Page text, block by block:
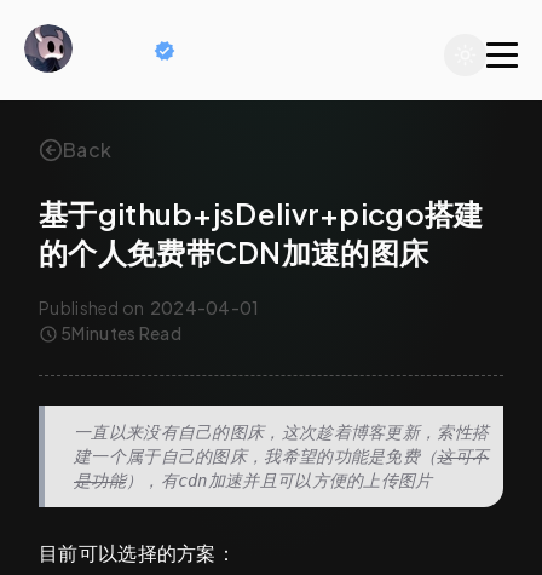
Back
基于github+jsDelivr+picgo搭建
的个人免费带CDN加速的图床
Published on 2024-04-01
5Minutes Read
一直以来没有自己的图床，这次趁着博客更新，索性搭
建一个属于自己的图床，我希望的功能是免费（这可不
是功能），有cdn加速并且可以方便的上传图片
目前可以选择的方案：